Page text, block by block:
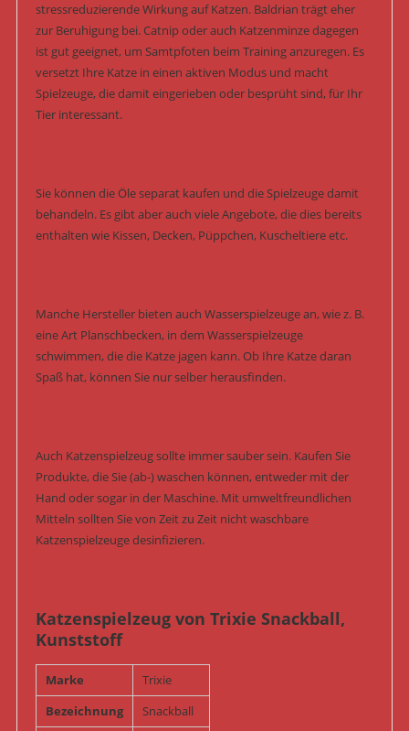
stressreduzierende Wirkung auf Katzen. Baldrian trägt eher
zur Beruhigung bei. Catnip oder auch Katzenminze dagegen
ist gut geeignet, um Samtpfoten beim Training anzuregen. Es
versetzt Ihre Katze in einen aktiven Modus und macht
Spielzeuge, die damit eingerieben oder besprüht sind, für Ihr
Tier interessant.
Sie können die Öle separat kaufen und die Spielzeuge damit
behandeln. Es gibt aber auch viele Angebote, die dies bereits
enthalten wie Kissen, Decken, Püppchen, Kuscheltiere etc.
Manche Hersteller bieten auch Wasserspielzeuge an, wie z. B.
eine Art Planschbecken, in dem Wasserspielzeuge
schwimmen, die die Katze jagen kann. Ob Ihre Katze daran
Spaß hat, können Sie nur selber herausfinden.
Auch Katzenspielzeug sollte immer sauber sein. Kaufen Sie
Produkte, die Sie (ab-) waschen können, entweder mit der
Hand oder sogar in der Maschine. Mit umweltfreundlichen
Mitteln sollten Sie von Zeit zu Zeit nicht waschbare
Katzenspielzeuge desinfizieren.
Katzenspielzeug von Trixie Snackball,
Kunststoff
Marke
Trixie
Bezeichnung
Snackball